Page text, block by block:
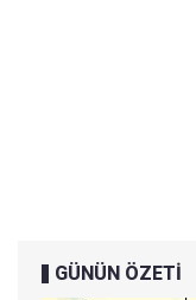
GÜNÜN ÖZETİ